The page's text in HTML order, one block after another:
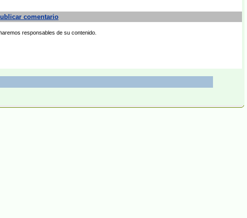
comentario
responsables de su contenido.